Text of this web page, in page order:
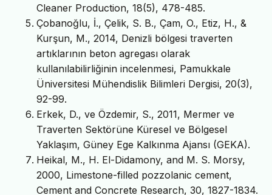
Cleaner Production, 18(5), 478-485.
Çobanoğlu, İ., Çelik, S. B., Çam, O., Etiz, H., &
Kurşun, M., 2014, Denizli bölgesi traverten
artıklarının beton agregası olarak
kullanılabilirliğinin incelenmesi, Pamukkale
Üniversitesi Mühendislik Bilimleri Dergisi, 20(3),
92-99.
Erkek, D., ve Özdemir, S., 2011, Mermer ve
Traverten Sektörüne Küresel ve Bölgesel
Yaklaşım, Güney Ege Kalkınma Ajansı (GEKA).
Heikal, M., H. El-Didamony, and M. S. Morsy,
2000, Limestone-filled pozzolanic cement,
Cement and Concrete Research, 30, 1827-1834.